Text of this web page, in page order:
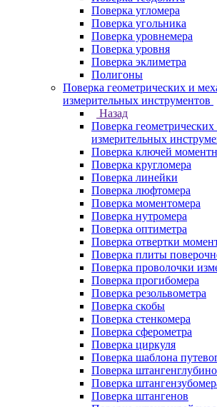
Поверка угломера
Поверка угольника
Поверка уровнемера
Поверка уровня
Поверка эклиметра
Полигоны
Поверка геометрических и
измерительных инструментов
Назад
Поверка
измерительных
Поверка ключей
Поверка кругломера
Поверка линейки
Поверка люфтомера
Поверка моментомера
Поверка нутромера
Поверка оптиметра
Поверка отвертки
Поверка плиты
Поверка проволочки
Поверка прогибомера
Поверка резольвометра
Поверка скобы
Поверка стенкомера
Поверка сферометра
Поверка циркуля
Поверка шаблона
Поверка
Поверка
Поверка штангенов